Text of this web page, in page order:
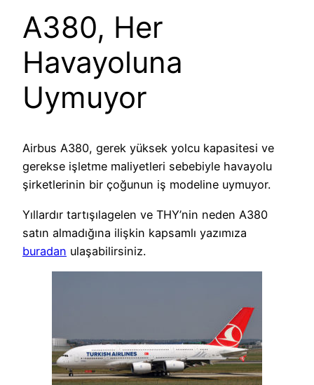
A380, Her
Havayoluna
Uymuyor
Airbus A380, gerek yüksek yolcu kapasitesi ve
gerekse işletme maliyetleri sebebiyle havayolu
şirketlerinin bir çoğunun iş modeline uymuyor.
Yıllardır tartışılagelen ve THY’nin neden A380
satın almadığına ilişkin kapsamlı yazımıza
buradan ulaşabilirsiniz.